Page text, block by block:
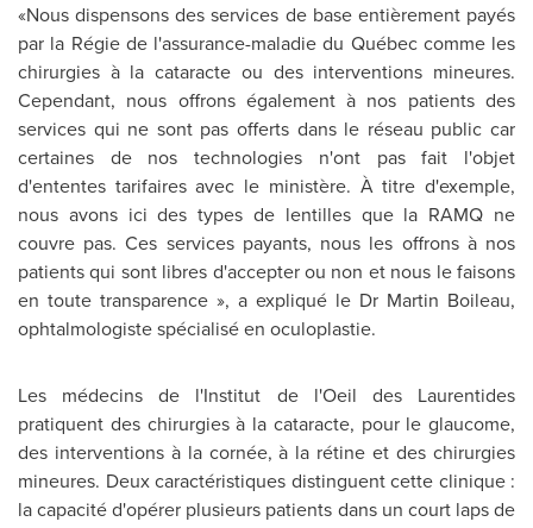
«Nous dispensons des services de base entièrement payés
par la Régie de l'assurance-maladie du Québec comme les
chirurgies à la cataracte ou des interventions mineures.
Cependant, nous offrons également à nos patients des
services qui ne sont pas offerts dans le réseau public car
certaines de nos technologies n'ont pas fait l'objet
d'ententes tarifaires avec le ministère. À titre d'exemple,
nous avons ici des types de lentilles que la RAMQ ne
couvre pas. Ces services payants, nous les offrons à nos
patients qui sont libres d'accepter ou non et nous le faisons
en toute transparence », a expliqué le Dr Martin Boileau,
ophtalmologiste spécialisé en oculoplastie.
Les médecins de l'Institut de l'Oeil des Laurentides
pratiquent des chirurgies à la cataracte, pour le glaucome,
des interventions à la cornée, à la rétine et des chirurgies
mineures. Deux caractéristiques distinguent cette clinique :
la capacité d'opérer plusieurs patients dans un court laps de